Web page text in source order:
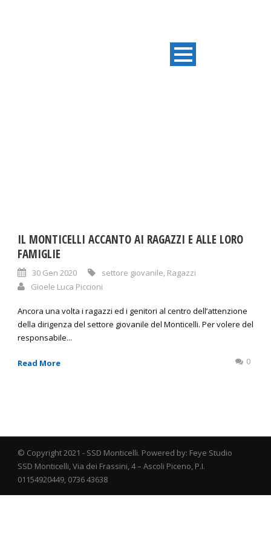
IL MONTICELLI ACCANTO AI RAGAZZI E ALLE LORO
FAMIGLIE
30 Gen 2020 settore giovanile, Ragazzi
Gioele Luca Piccioni
Ancora una volta i ragazzi ed i genitori al centro dell’attenzione
della dirigenza del settore giovanile del Monticelli. Per volere del
responsabile...
Read More 0
© Copyright 2021 - SSD Monticelli. Powered by: Feye Studio
SSD Monticelli, Via dei Frassini, 4 – Ascoli Piceno, P.I.
01154920449, 0736 43638